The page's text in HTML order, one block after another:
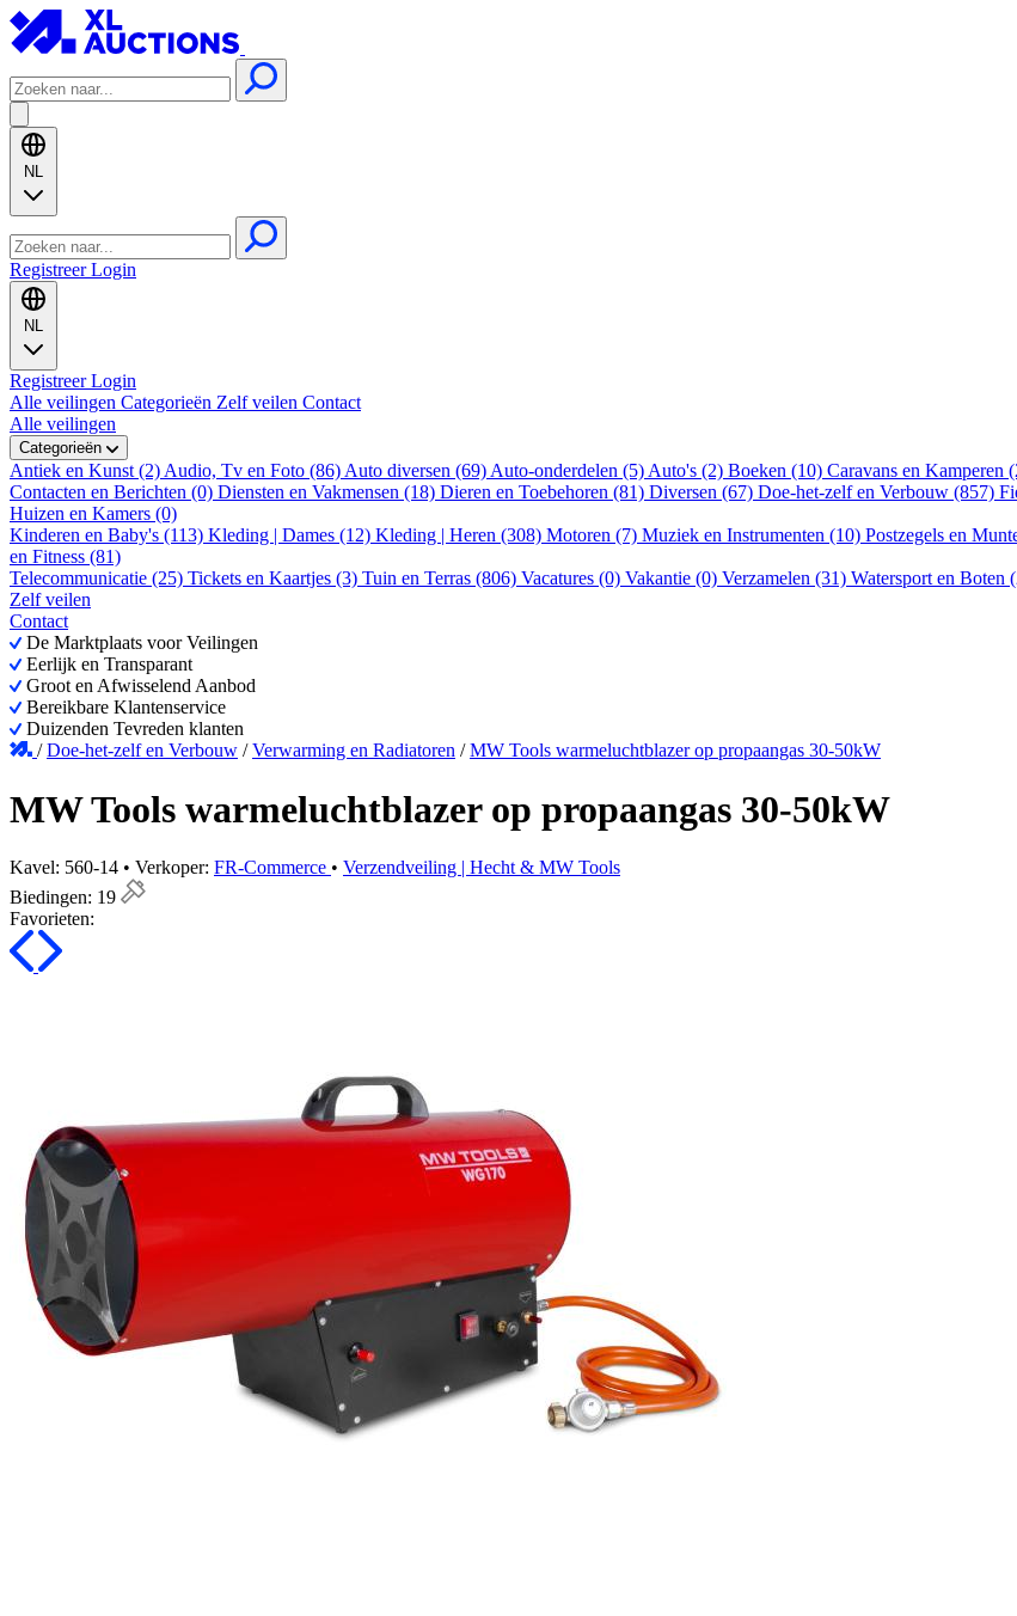
NL
RegistreerLogin
NL
RegistreerLogin
Alle veilingen Categorieën Zelf veilen Contact
Alle veilingen
Categorieën
Antiek en Kunst (2) Audio, Tv en Foto (86) Auto diversen (69) Auto-onderdelen (5) Auto's (2) Boeken (10) Caravans en Kamperen
Contacten en Berichten (0) Diensten en Vakmensen (18) Dieren en Toebehoren (81) Diversen (67) Doe-het-zelf en Verbouw (857)
Huizen en Kamers (0)
Kinderen en Baby's (113) Kleding | Dames (12) Kleding | Heren (308) Motoren (7) Muziek en Instrumenten (10) Postzegels en
en Fitness (81)
Telecommunicatie (25) Tickets en Kaartjes (3) Tuin en Terras (806) Vacatures (0) Vakantie (0) Verzamelen (31) Watersport en Boten
Zelf veilen
Contact
De Marktplaats voor Veilingen
Eerlijk en Transparant
Groot en Afwisselend Aanbod
Bereikbare Klantenservice
Duizenden Tevreden klanten
/Doe-het-zelf en Verbouw /Verwarming en Radiatoren /MW Tools warmeluchtblazer op propaangas 30-50kW
MW Tools warmeluchtblazer op propaangas 30-50kW
Kavel: 560-14 • Verkoper: FR-Commerce • Verzendveiling | Hecht & MW Tools
Biedingen: 19
Favorieten: